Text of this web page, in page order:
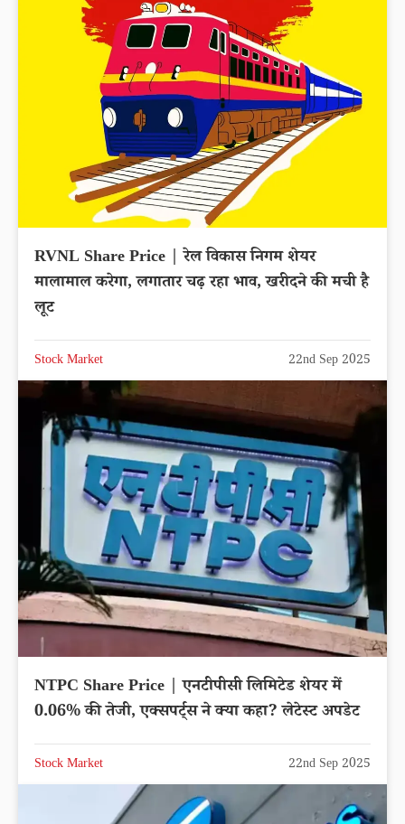
RVNL Share Price | रेल विकास निगम शेयर
मालामाल करेगा, लगातार चढ़ रहा भाव, खरीदने की मची है
लूट
Stock Market 22nd Sep 2025
NTPC Share Price | एनटीपीसी लिमिटेड शेयर में
0.06% की तेजी, एक्सपर्ट्स ने क्या कहा? लेटेस्ट अपडेट
Stock Market 22nd Sep 2025